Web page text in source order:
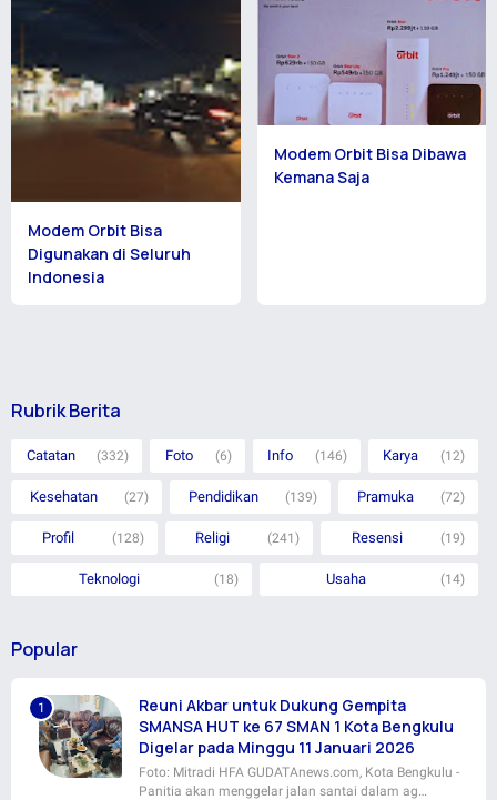
Modem Orbit Bisa
Digunakan di Seluruh
Indonesia
Modem Orbit Bisa Dibawa
Kemana Saja
Rubrik Berita
Catatan (332) Foto (6) Info (146) Karya (12)
Kesehatan (27) Pendidikan (139) Pramuka (72)
Profil (128) Religi (241) Resensi (19)
Teknologi (18) Usaha (14)
Popular
Reuni Akbar untuk Dukung Gempita
SMANSA HUT ke 67 SMAN 1 Kota Bengkulu
Digelar pada Minggu 11 Januari 2026
Foto: Mitradi HFA GUDATAnews.com, Kota Bengkulu -
Panitia akan menggelar jalan santai dalam ag…